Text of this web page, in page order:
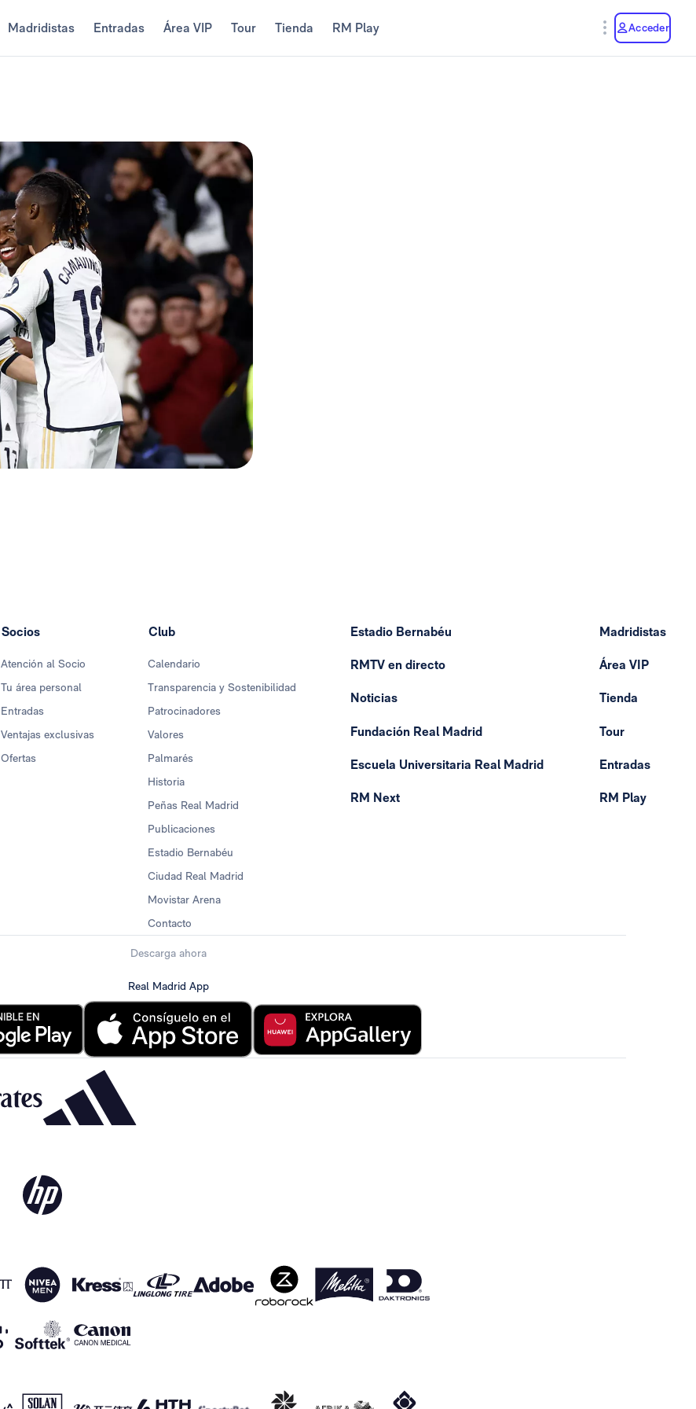
Madridistas Entradas Área VIP Tour Tienda RM Play Acceder
Socios
Atención al Socio
Tu área personal
Entradas
Ventajas exclusivas
Ofertas
Club
Calendario
Transparencia y Sostenibilidad
Patrocinadores
Valores
Palmarés
Historia
Peñas Real Madrid
Publicaciones
Estadio Bernabéu
Ciudad Real Madrid
Movistar Arena
Contacto
Estadio Bernabéu
RMTV en directo
Noticias
Fundación Real Madrid
Escuela Universitaria Real Madrid
RM Next
Madridistas
Área VIP
Tienda
Tour
Entradas
RM Play
Descarga ahora
Real Madrid App